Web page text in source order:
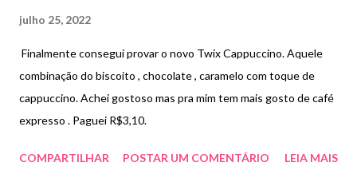
julho 25, 2022
Finalmente consegui provar o novo Twix Cappuccino. Aquele
combinação do biscoito , chocolate , caramelo com toque de
cappuccino. Achei gostoso mas pra mim tem mais gosto de café
expresso . Paguei R$3,10.
COMPARTILHAR POSTAR UM COMENTÁRIO LEIA MAIS